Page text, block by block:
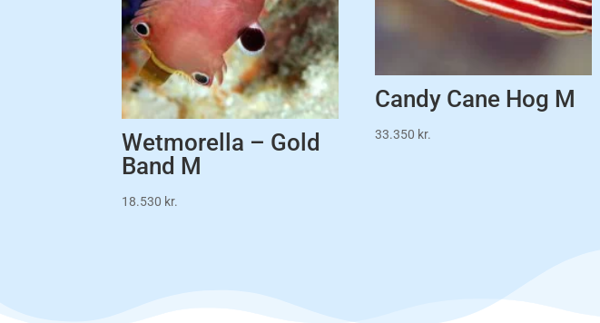
Wetmorella – Gold
Band M
18.530 kr.
Candy Cane Hog M
33.350 kr.